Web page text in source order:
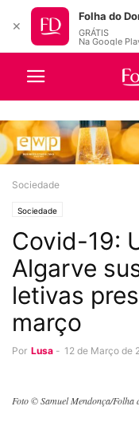
Sociedade
Sociedade
Covid-19:
Algarve
letivas
março
Por Lusa - 12 de Março de
Foto © Samuel Mendonça/Folha
✕
Folha do
GRÁTIS
Na Google